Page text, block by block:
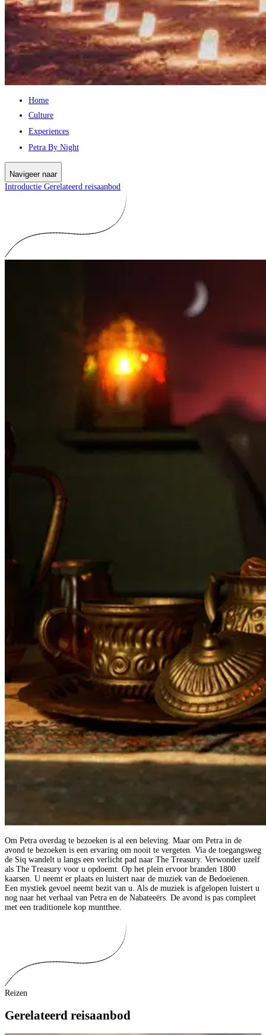
Home
Culture
Experiences
Petra By Night
Navigeer naar
Introductie Gerelateerd reisaanbod
Om Petra overdag te bezoeken is al een beleving. Maar om Petra in de
avond te bezoeken is een ervaring om nooit te vergeten. Via de toegangsweg
de Siq wandelt u langs een verlicht pad naar The Treasury. Verwonder uzelf
als The Treasury voor u opdoemt. Op het plein ervoor branden 1800
kaarsen. U neemt er plaats en luistert naar de muziek van de Bedoeïenen.
Een mystiek gevoel neemt bezit van u. Als de muziek is afgelopen luistert u
nog naar het verhaal van Petra en de Nabateeërs. De avond is pas compleet
met een traditionele kop muntthee.
Reizen
Gerelateerd reisaanbod